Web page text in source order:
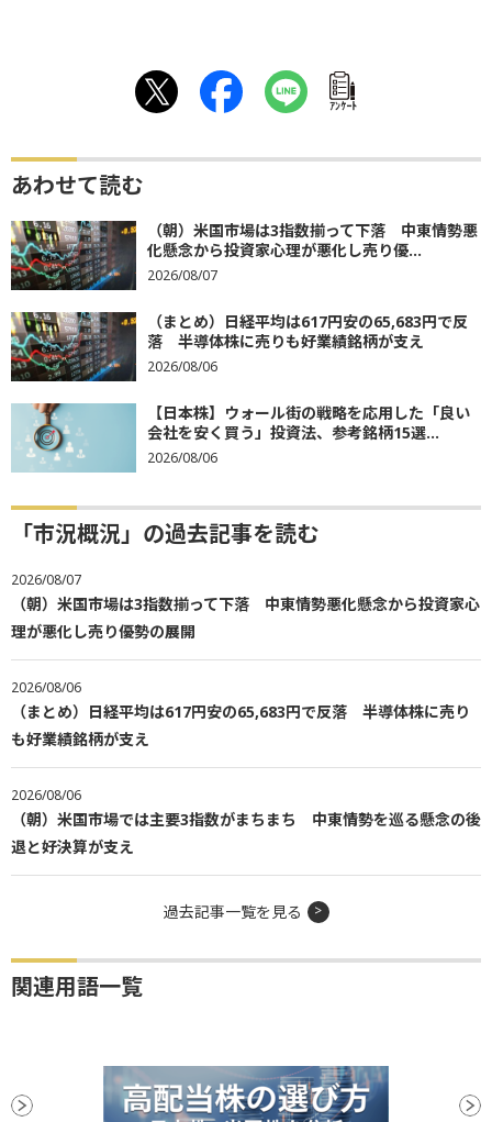
ｱﾝｹｰﾄ
あわせて読む
（朝）米国市場は3指数揃って下落 中東情勢悪
化懸念から投資家心理が悪化し売り優...
2026/08/07
（まとめ）日経平均は617円安の65,683円で反
落 半導体株に売りも好業績銘柄が支え
2026/08/06
【日本株】ウォール街の戦略を応用した「良い
会社を安く買う」投資法、参考銘柄15選...
2026/08/06
「市況概況」の過去記事を読む
2026/08/07
（朝）米国市場は3指数揃って下落 中東情勢悪化懸念から投資家心
理が悪化し売り優勢の展開
2026/08/06
（まとめ）日経平均は617円安の65,683円で反落 半導体株に売り
も好業績銘柄が支え
2026/08/06
（朝）米国市場では主要3指数がまちまち 中東情勢を巡る懸念の後
退と好決算が支え
過去記事一覧を見る
関連用語一覧